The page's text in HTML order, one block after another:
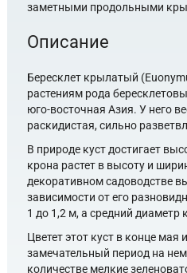
заметными продольными
Описание
Бересклет крылатый
растениям рода
юго-восточная Азия. У него
раскидистая, сильно
В природе куст достигает
крона растет в высоту и
декоративном садоводстве
зависимости от его
1 до 1,2 м, а средний диаметр
Цветет этот куст в конце мая
замечательный период на
количестве мелкие